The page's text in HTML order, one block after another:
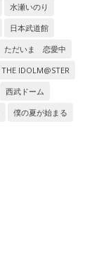
水瀬いのり
日本武道館
ただいま 恋愛中
THE IDOLM@STER
西武ドーム
僕の夏が始まる